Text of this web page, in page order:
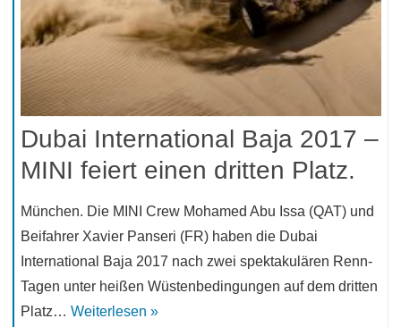
Dubai International Baja 2017 –
MINI feiert einen dritten Platz.
München. Die MINI Crew Mohamed Abu Issa (QAT) und
Beifahrer Xavier Panseri (FR) haben die Dubai
International Baja 2017 nach zwei spektakulären Renn-
Tagen unter heißen Wüstenbedingungen auf dem dritten
Platz… Weiterlesen »